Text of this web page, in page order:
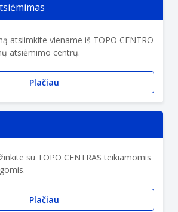
atsiimkite viename iš TOPO CENTRO
atsiėmimo centrų.
Plačiau
su TOPO CENTRAS teikiamomis
Plačiau